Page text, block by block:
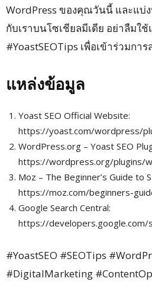
WordPress ของคุณวันนี้ และแ
กับเราบนโซเชียลมีเดีย อย่าลืมใ
#YoastSEOTips เพื่อเข้าร่วมกา
แหล่งข้อมูล
Yoast SEO Official Website:
https://yoast.com/wordpress/
WordPress.org – Yoast SEO
https://wordpress.org/plugins/
Moz – The Beginner’s Guide to
https://moz.com/beginners-
Google Search Central:
https://developers.google.com/
#YoastSEO #SEOTips
#DigitalMarketing